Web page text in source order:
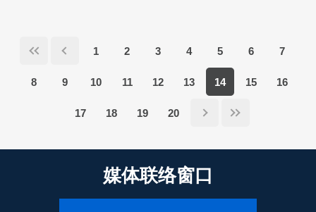
1 2 3 4 5 6 7
8 9 10 11 12 13 14 15 16
17 18 19 20
媒体联络窗口